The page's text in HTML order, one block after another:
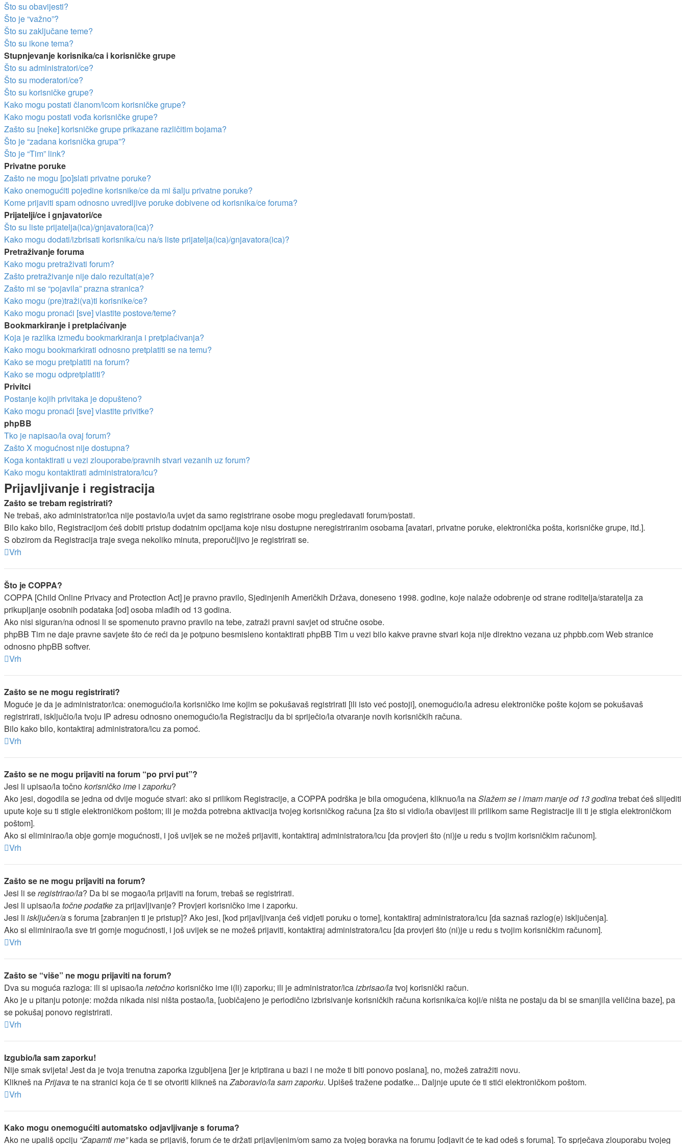
Što su obavijesti?
Što je “važno”?
Što su zaključane teme?
Što su ikone tema?
Stupnjevanje korisnika/ca i korisničke grupe
Što su administratori/ce?
Što su moderatori/ce?
Što su korisničke grupe?
Kako mogu postati članom/icom korisničke grupe?
Kako mogu postati vođa korisničke grupe?
Zašto su [neke] korisničke grupe prikazane različitim bojama?
Što je “zadana korisnička grupa”?
Što je “Tim” link?
Privatne poruke
Zašto ne mogu [po]slati privatne poruke?
Kako onemogućiti pojedine korisnike/ce da mi šalju privatne poruke?
Kome prijaviti spam odnosno uvredljive poruke dobivene od korisnika/ce foruma?
Prijatelji/ce i gnjavatori/ce
Što su liste prijatelja(ica)/gnjavatora(ica)?
Kako mogu dodati/izbrisati korisnika/cu na/s liste prijatelja(ica)/gnjavatora(ica)?
Pretraživanje foruma
Kako mogu pretraživati forum?
Zašto pretraživanje nije dalo rezultat(a)e?
Zašto mi se “pojavila” prazna stranica?
Kako mogu (pre)traži(va)ti korisnike/ce?
Kako mogu pronaći [sve] vlastite postove/teme?
Bookmarkiranje i pretplaćivanje
Koja je razlika između bookmarkiranja i pretplaćivanja?
Kako mogu bookmarkirati odnosno pretplatiti se na temu?
Kako se mogu pretplatiti na forum?
Kako se mogu odpretplatiti?
Privitci
Postanje kojih privitaka je dopušteno?
Kako mogu pronaći [sve] vlastite privitke?
phpBB
Tko je napisao/la ovaj forum?
Zašto X mogućnost nije dostupna?
Koga kontaktirati u vezi zlouporabe/pravnih stvari vezanih uz forum?
Kako mogu kontaktirati administratora/icu?
Prijavljivanje i registracija
Zašto se trebam registrirati?
Ne trebaš, ako administrator/ica nije postavio/la uvjet da samo registrirane osobe mogu pregledavati forum/postati.
Bilo kako bilo, Registracijom ćeš dobiti pristup dodatnim opcijama koje nisu dostupne neregistriranim osobama [avatari, privatne poruke, elektronička pošta, korisničke grupe, itd.].
S obzirom da Registracija traje svega nekoliko minuta, preporučljivo je registrirati se.
Vrh
Što je COPPA?
COPPA [Child Online Privacy and Protection Act] je pravno pravilo, Sjedinjenih Američkih Država, doneseno 1998. godine, koje nalaže odobrenje od strane roditelja/staratelja za
prikupljanje osobnih podataka [od] osoba mlađih od 13 godina.
Ako nisi siguran/na odnosi li se spomenuto pravno pravilo na tebe, zatraži pravni savjet od stručne osobe.
phpBB Tim ne daje pravne savjete što će reći da je potpuno besmisleno kontaktirati phpBB Tim u vezi bilo kakve pravne stvari koja nije direktno vezana uz phpbb.com Web stranice
odnosno phpBB softver.
Vrh
Zašto se ne mogu registrirati?
Moguće je da je administrator/ica: onemogućio/la korisničko ime kojim se pokušavaš registrirati [ili isto već postoji], onemogućio/la adresu elektroničke pošte kojom se pokušavaš
registrirati, isključio/la tvoju IP adresu odnosno onemogućio/la Registraciju da bi spriječio/la otvaranje novih korisničkih računa.
Bilo kako bilo, kontaktiraj administratora/icu za pomoć.
Vrh
Zašto se ne mogu prijaviti na forum “po prvi put”?
Jesi li upisao/la točnokorisničko ime izaporku?
Ako jesi, dogodila se jedna od dvije moguće stvari: ako si prilikom Registracije, a COPPA podrška je bila omogućena, kliknuo/la naSlažem se i imam manje od 13 godinatrebat ćeš slijediti
upute koje su ti stigle elektroničkom poštom; ili je možda potrebna aktivacija tvojeg korisničkog računa [za što si vidio/la obavijest ili prilikom same Registracije ili ti je stigla elektroničkom
poštom].
Ako si eliminirao/la obje gornje mogućnosti, i još uvijek se ne možeš prijaviti, kontaktiraj administratora/icu [da provjeri što (ni)je u redu s tvojim korisničkim računom].
Vrh
Zašto se ne mogu prijaviti na forum?
Jesi li seregistrirao/la? Da bi se mogao/la prijaviti na forum, trebaš se registrirati.
Jesi li upisao/latočne podatkeza prijavljivanje? Provjeri korisničko ime i zaporku.
Jesi li isključen/as foruma [zabranjen ti je pristup]? Ako jesi, [kod prijavljivanja ćeš vidjeti poruku o tome], kontaktiraj administratora/icu [da saznaš razlog(e) isključenja].
Ako si eliminirao/la sve tri gornje mogućnosti, i još uvijek se ne možeš prijaviti, kontaktiraj administratora/icu [da provjeri što (ni)je u redu s tvojim korisničkim računom].
Vrh
Zašto se “više” ne mogu prijaviti na forum?
Dva su moguća razloga: ili si upisao/lanetočno korisničko ime i(li) zaporku; ili je administrator/icaizbrisao/latvoj korisnički račun.
Ako je u pitanju potonje: možda nikada nisi ništa postao/la, [uobičajeno je periodično izbrisivanje korisničkih računa korisnika/ca koji/e ništa ne postaju da bi se smanjila veličina baze], pa
se pokušaj ponovo registrirati.
Vrh
Izgubio/la sam zaporku!
Nije smak svijeta! Jest da je tvoja trenutna zaporka izgubljena [jer je kriptirana u bazi i ne može ti biti ponovo poslana], no, možeš zatražiti novu.
Klikneš naPrijavate na stranici koja će ti se otvoriti klikneš naZaboravio/la sam zaporku. Upišeš tražene podatke... Daljnje upute će ti stići elektroničkom poštom.
Vrh
Kako mogu onemogućiti automatsko odjavljivanje s foruma?
Ako ne upališ opciju “Zapamti me”kada se prijaviš, forum će te držati prijavljenim/om samo za tvojeg boravka na forumu [odjavit će te kad odeš s foruma]. To sprječava zlouporabu tvojeg